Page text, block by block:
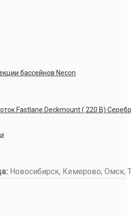
бассейнов Necon
Fastlane Deckmount ( 220 В)
Новосибирск, Кемерово, Омск,